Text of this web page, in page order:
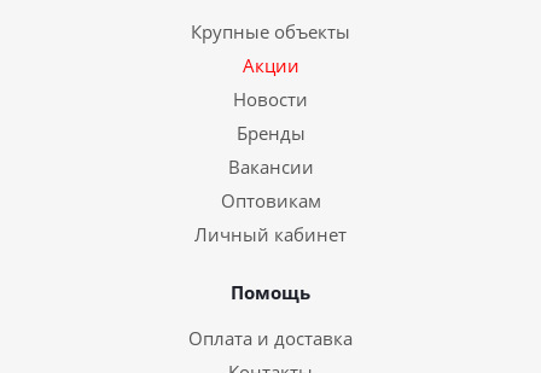
Крупные объекты
Акции
Новости
Бренды
Вакансии
Оптовикам
Личный кабинет
Помощь
Оплата и доставка